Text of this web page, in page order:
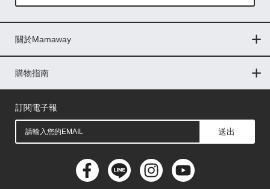
印尼
菲律賓
馬來西亞
關於Mamaway
門市據點
最新消息
品牌故事
人力招募
媒體花絮
隱私權聲明
CSR企業社會責任
購物指南
購物常見問題
退換貨問題
儲值金使用條款
購買儲值金
發票問題
會員權益
線上留言
吸乳器-免費體驗
訂閱電子報
送出